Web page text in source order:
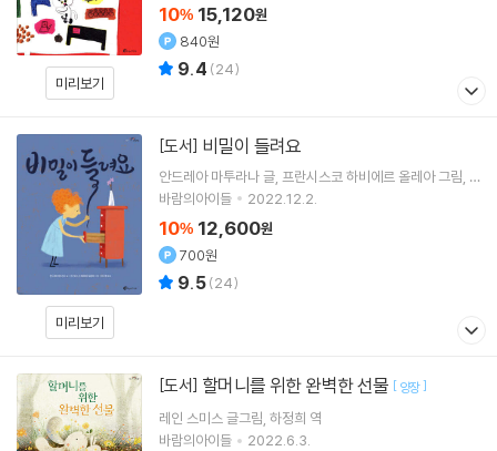
미리보기
10% 15,120원
840원
9.4 (24)
미리보기
[도서] 비밀이 들려요
안드레아 마투라나글 프란시스코 하비에르 올레아그림
허지영역
바람의아이들 2022.12.2.
10% 12,600원
700원
9.5(24)
[도서] 할머니를 위한 완벽한 선물 [ 양장]
레인 스미스 글그림 하정희 역
바람의아이들
2022.6.3.